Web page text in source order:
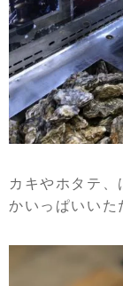
カキやホタテ
かいっぱいいた